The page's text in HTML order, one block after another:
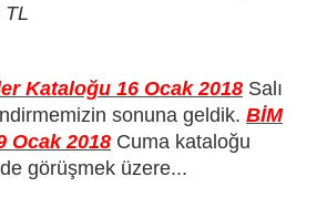
TL
Kataloğu 16 Ocak 2018 Salı
sonuna geldik. BİM
Ocak 2018 Cuma kataloğu
görüşmek üzere...